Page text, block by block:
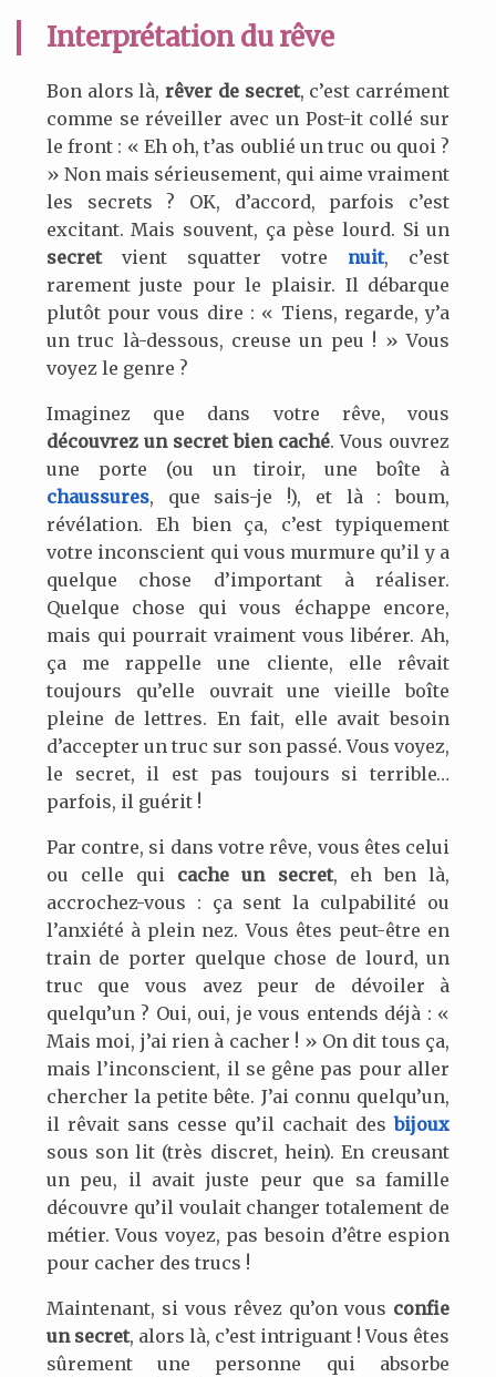
Interprétation du rêve
Bon alors là,rêver de secret, c’est carrément
comme se réveiller avec un Post-it collé sur
le front : « Eh oh, t’as oublié un truc ou quoi ?
» Non mais sérieusement, qui aime vraiment
les secrets ? OK, d’accord, parfois c’est
excitant. Mais souvent, ça pèse lourd. Si un
secretvient squatter votre nuit, c’est
rarement juste pour le plaisir. Il débarque
plutôt pour vous dire : « Tiens, regarde, y’a
un truc là-dessous, creuse un peu ! » Vous
voyez le genre ?
Imaginez que dans votre rêve, vous
découvrez un secret bien caché. Vous ouvrez
une porte (ou un tiroir, une boîte à
chaussures, que sais-je !), et là : boum,
révélation. Eh bien ça, c’est typiquement
votre inconscient qui vous murmure qu’il y a
quelque chose d’important à réaliser.
Quelque chose qui vous échappe encore,
mais qui pourrait vraiment vous libérer. Ah,
ça me rappelle une cliente, elle rêvait
toujours qu’elle ouvrait une vieille boîte
pleine de lettres. En fait, elle avait besoin
d’accepter un truc sur son passé. Vous voyez,
le secret, il est pas toujours si terrible…
parfois, il guérit !
Par contre, si dans votre rêve, vous êtes celui
ou celle qui cache un secret, eh ben là,
accrochez-vous : ça sent la culpabilité ou
l’anxiété à plein nez. Vous êtes peut-être en
train de porter quelque chose de lourd, un
truc que vous avez peur de dévoiler à
quelqu’un ? Oui, oui, je vous entends déjà : «
Mais moi, j’ai rien à cacher ! » On dit tous ça,
mais l’inconscient, il se gêne pas pour aller
chercher la petite bête. J’ai connu quelqu’un,
il rêvait sans cesse qu’il cachait desbijoux
sous son lit (très discret, hein). En creusant
un peu, il avait juste peur que sa famille
découvre qu’il voulait changer totalement de
métier. Vous voyez, pas besoin d’être espion
pour cacher des trucs !
Maintenant, si vous rêvez qu’on vous confie
un secret, alors là, c’est intriguant ! Vous êtes
sûrement une personne qui absorbe